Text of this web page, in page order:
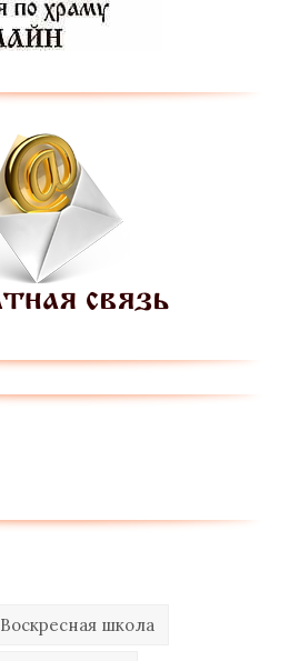
Воскресная школа